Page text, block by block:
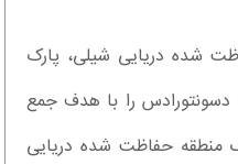
شده دریایی شیلی، پارک
دسونتورادس را با هدف جمع
منطقه حفاظت شده دریایی